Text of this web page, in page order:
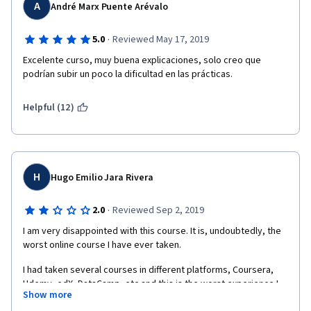
A André Marx Puente Arévalo
5.0 · Reviewed May 17, 2019
Excelente curso, muy buena explicaciones, solo creo que
podrían subir un poco la dificultad en las prácticas.
Helpful (12)
H Hugo Emilio Jara Rivera
2.0 · Reviewed Sep 2, 2019
I am very disappointed with this course. It is, undoubtedly, the
worst online course I have ever taken.
I had taken several courses in different platforms, Coursera,
Udemy, edX, DataCamp, etc and this is the worst experience I
have ever had.
Show more